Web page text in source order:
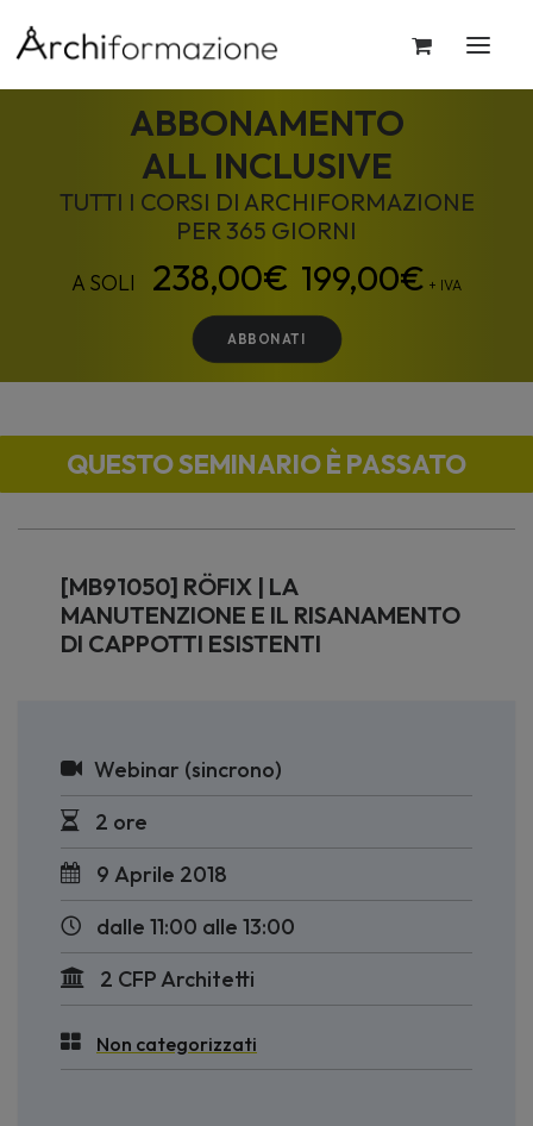
ABBONAMENTO
ALL INCLUSIVE
TUTTI I CORSI DI ARCHIFORMAZIONE
PER 365 GIORNI
199,00€ + IVA
ABBONATI
QUESTO SEMINARIO È PASSATO
[MB91050] RÖFIX | LA
MANUTENZIONE E IL RISANAMENTO
DI CAPPOTTI ESISTENTI
Webinar (sincrono)
2 ore
9 Aprile 2018
dalle 11:00 alle 13:00
2 CFP Architetti
Non categorizzati